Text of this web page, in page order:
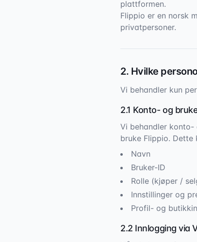
plattformen.
Flippio er en norsk
privatpersoner.
2. Hvilke
Vi behandler kun
2.1 Konto- og
Vi behandler
bruke Flippio. Dette
Navn
Bruker-ID
Rolle (kjøper /
Innstillinger og
Profil- og
2.2 Innlogging via